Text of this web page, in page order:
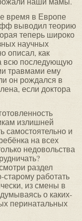
время в Европе
выводил теорию
теперь широко
научных
описал, как
всю последующую
травмами ему
он рождался в
если доктора
излишней
самостоятельно и
на всех
недовольства
раздел
старому работать
из смены в
о каких-
перинатальных